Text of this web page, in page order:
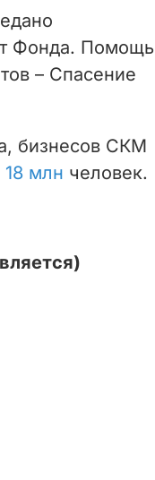
Фонда. Помощь
– Спасение
бизнесов СКМ
18 млн человек.